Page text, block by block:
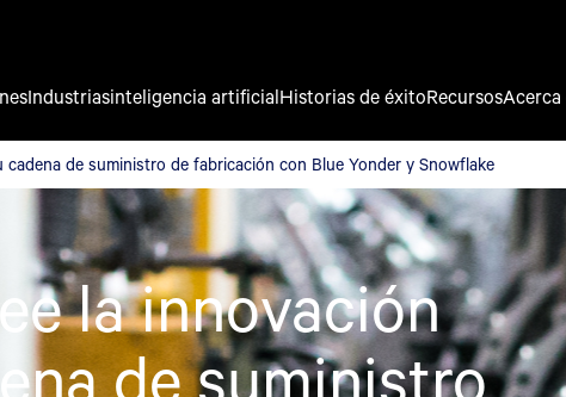
de suministro de fabricación con Blue Yonder y Snowflake
Industriasinteligencia artificialHistorias de éxitoRecursosAcerca
cadena de suministro de fabricación con Blue Yonder y Snowflake
la innovación
de suministro